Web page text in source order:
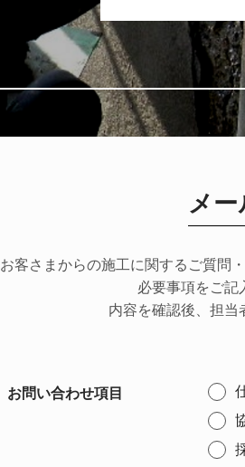
メ
お客さまからの施工に関するご質問
必要事項をご記
内容を確認後、担当
お問い合わせ項目